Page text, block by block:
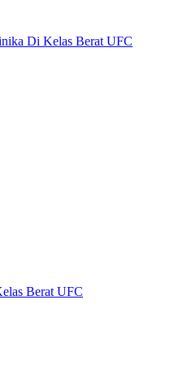
Di Kelas Berat UFC
Berat UFC